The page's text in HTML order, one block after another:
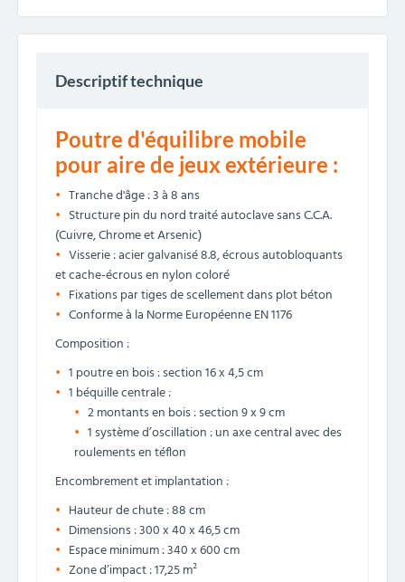
Descriptif technique
Poutre d'équilibre mobile
pour aire de jeux extérieure :
Tranche d'âge : 3 à 8 ans
Structure pin du nord traité autoclave sans C.C.A.
(Cuivre, Chrome et Arsenic)
Visserie : acier galvanisé 8.8, écrous autobloquants
et cache-écrous en nylon coloré
Fixations par tiges de scellement dans plot béton
Conforme à la Norme Européenne EN 1176
Composition :
1 poutre en bois : section 16 x 4,5 cm
1 béquille centrale :
2 montants en bois : section 9 x 9 cm
1 système d’oscillation : un axe central avec des
roulements en téflon
Encombrement et implantation :
Hauteur de chute : 88 cm
Dimensions : 300 x 40 x 46,5 cm
Espace minimum : 340 x 600 cm
Zone d’impact : 17,25 m²